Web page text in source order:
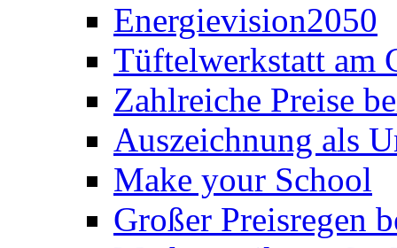
Energievision2050
Tüftelwerkstatt am
Zahlreiche Preise
Auszeichnung als
Make your School
Großer Preisregen